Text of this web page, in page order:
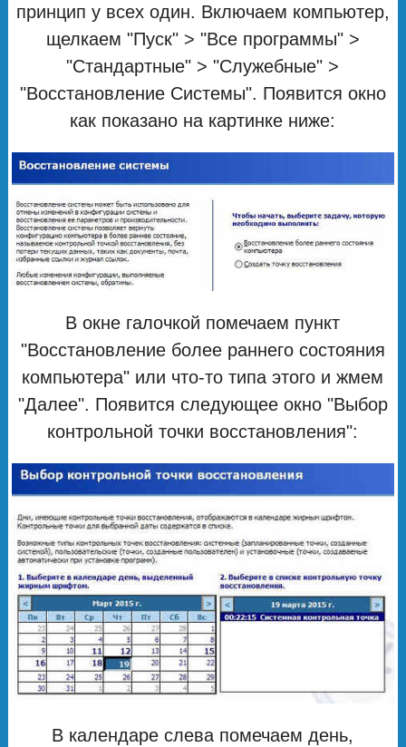
принцип у всех один. Включаем компьютер,
щелкаем "Пуск" > "Все программы" >
"Стандартные" > "Служебные" >
"Восстановление Системы". Появится окно
как показано на картинке ниже:
В окне галочкой помечаем пункт
"Восстановление более раннего состояния
компьютера" или что-то типа этого и жмем
"Далее". Появится следующее окно "Выбор
контрольной точки восстановления":
В календаре слева помечаем день,